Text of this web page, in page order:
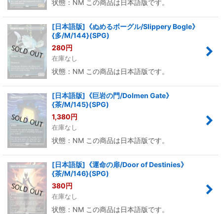
状態：NM この商品は日本語版です。
[日本語版]《ぬめるボーグル/Slippery Bogle》
{多/M/144}(SPG)
280円
在庫なし
状態：NM この商品は日本語版です。
[日本語版]《巨岩の門/Dolmen Gate》
{茶/M/145}(SPG)
1,380円
在庫なし
状態：NM この商品は日本語版です。
[日本語版]《運命の扉/Door of Destinies》
{茶/M/146}(SPG)
380円
在庫なし
状態：NM この商品は日本語版です。